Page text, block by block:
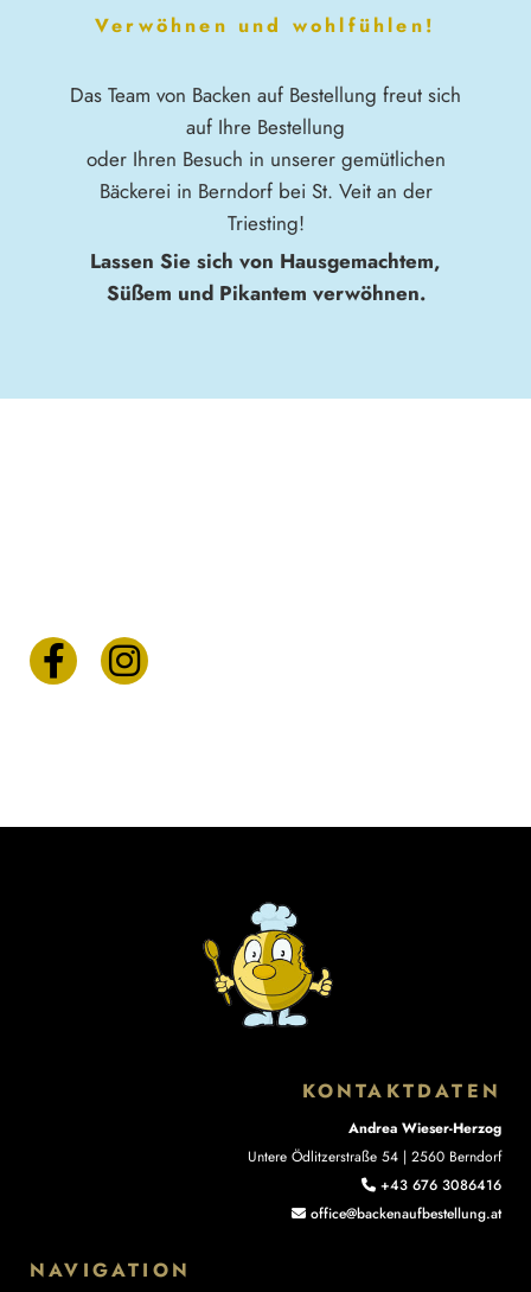
Verwöhnen und wohlfühlen!
Das Team von Backen auf Bestellung freut sich
auf Ihre Bestellung
oder Ihren Besuch in unserer gemütlichen
Bäckerei in Berndorf bei St. Veit an der
Triesting!
Lassen Sie sich von Hausgemachtem,
Süßem und Pikantem verwöhnen.
KONTAKTDATEN
Andrea Wieser-Herzog
Untere Ödlitzerstraße 54 | 2560 Berndorf
 +43 676 3086416
 office@backenaufbestellung.at
NAVIGATION